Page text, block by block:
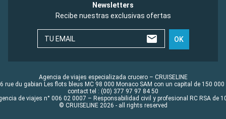
Newsletters
Recibe nuestras exclusivas ofertas
TU EMAIL OK
Agencia de viajes especializada crucero – CRUISELINE
rue du gabian Les flots bleus MC 98 000 Monaco SAM con un capital de 150 000
contact tel : (00) 377 97 97 84 50
de viajes n° 006 02 0007 – Responsabilidad civil y profesional RC RSA de
© CRUISELINE 2026 - all rights reserved